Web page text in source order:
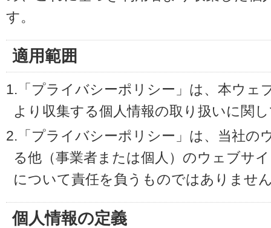
す。
適用範囲
1.「プライバシーポリシー」は、本ウェ
より収集する個人情報の取り扱いに関
2.「プライバシーポリシー」は、当社の
る他（事業者または個人）のウェブサ
について責任を負うものではありませ
個人情報の定義